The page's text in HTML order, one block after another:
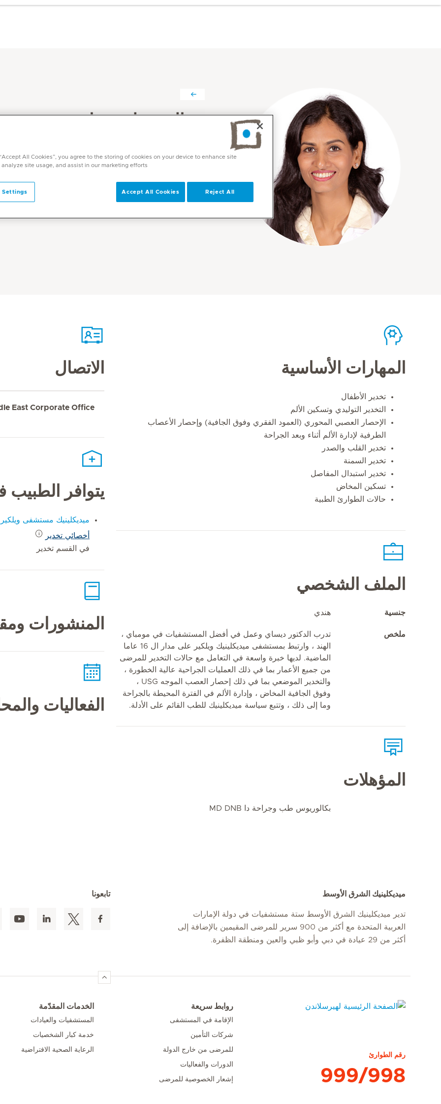
تيجال نيخيل ديساي د.
التخدير
الإنجليزية, الهندية, الغوجاراتية, المهاراتية
المهارات الأساسية
تخدير الأطفال
التخدير التوليدي وتسكين الألم
الإحصار العصبي المحوري (العمود الفقري وفوق الجافية) وإحصار الأعصاب
الطرفية لإدارة الألم أثناء وبعد الجراحة
تخدير القلب والصدر
تخدير السمنة
تخدير استبدال المفاصل
تسكين المخاض
حالات الطوارئ الطبية
الملف الشخصي
جنسية هندي
ملخص
تدرب الدكتور ديساي وعمل في أفضل المستشفيات في مومباي ،
الهند ، وارتبط بمستشفى ميديكلينيك ويلكير على مدار ال 16 عاما
الماضية. لديها خبرة واسعة في التعامل مع حالات التخدير للمرضى
من جميع الأعمار بما في ذلك العمليات الجراحية عالية الخطورة ،
والتخدير الموضعي بما في ذلك إحصار العصب الموجه USG ،
وفوق الجافية المخاض ، وإدارة الألم في الفترة المحيطة بالجراحة
وما إلى ذلك ، وتتبع سياسة ميديكلينيك للطب القائم على الأدلة.
المؤهلات
بكالوريوس طب وجراحة دا MD DNB
الاتصال
East Corporate Office
يتوافر الطبيب
ميديكلينيك مستشفى ويلكير
أخصائي تخدير
في القسم تخدير
المنشورات
الفعاليات
ميديكلينيك الشرق الأوسط
تدير ميديكلينيك الشرق الأوسط ستة مستشفيات في دولة الإمارات
العربية المتحدة مع أكثر من 900 سرير للمرضى المقيمين بالإضافة إلى
أكثر من 29 عيادة في دبي وأبو ظبي والعين ومنطقة الظفرة.
تابعونا
رقم الطوارئ
999/998
روابط سريعة
الإقامة في المستشفى
شركات التأمين
للمرضى من خارج الدولة
الدورات والفعاليات
إشعار الخصوصية للمرضى
الخدمات المقدّمة
المستشفيات والعيادات
خدمة كبار الشخصيات
الرعاية الصحية الافتراضية
All Cookies”, you agree to the storing of cookies on your device to enhance site
analyze site usage, and assist in our marketing efforts.
Settings Reject All
Accept All Cookies